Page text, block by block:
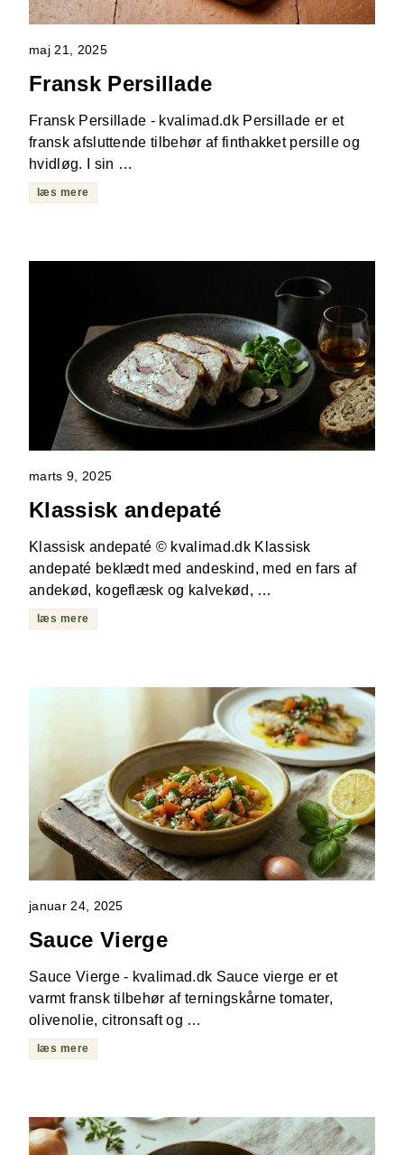
maj 21, 2025
Fransk Persillade
Fransk Persillade - kvalimad.dk Persillade er et
fransk afsluttende tilbehør af finthakket persille og
hvidløg. I sin …
læs mere
marts 9, 2025
Klassisk andepaté
Klassisk andepaté © kvalimad.dk Klassisk
andepaté beklædt med andeskind, med en fars af
andekød, kogeflæsk og kalvekød, …
læs mere
januar 24, 2025
Sauce Vierge
Sauce Vierge - kvalimad.dk Sauce vierge er et
varmt fransk tilbehør af terningskårne tomater,
olivenolie, citronsaft og …
læs mere